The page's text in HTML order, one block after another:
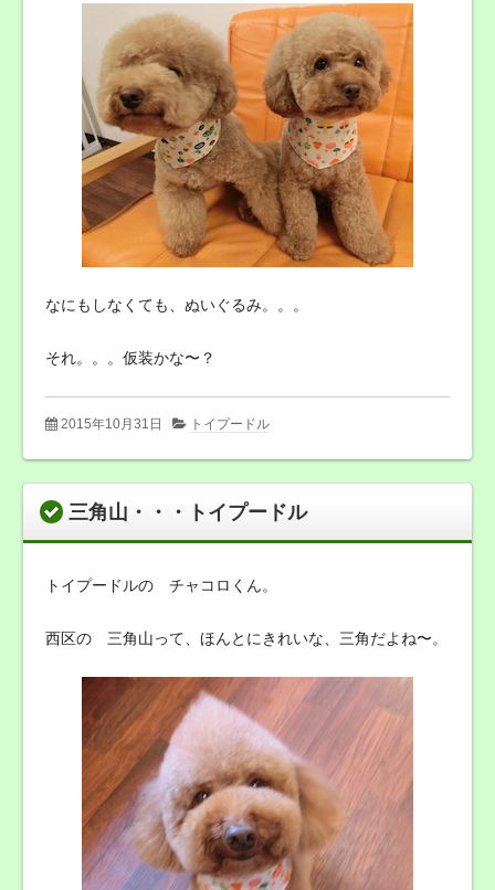
なにもしなくても、ぬいぐるみ。。。
それ。。。仮装かな〜？
2015年10月31日 トイプードル
三角山・・・トイプードル
トイプードルの チャコロくん。
西区の 三角山って、ほんとにきれいな、三角だよね〜。